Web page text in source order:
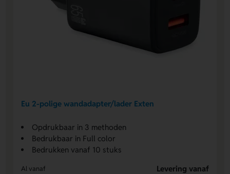
Eu 2-polige wandadapter/lader Exten
Opdrukbaar in 3 methoden
Bedrukbaar in Full color
Bedrukken vanaf 10 stuks
Al vanaf
Levering vanaf